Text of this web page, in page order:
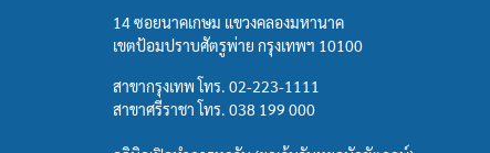
14 ซอยนาคเกษม แขวงคลองมหานาค
เขตป้อมปราบศัตรูพ่าย กรุงเทพฯ 10100
สาขากรุงเทพ โทร. 02-223-1111
สาขาศรีราชา โทร. 038 199 000